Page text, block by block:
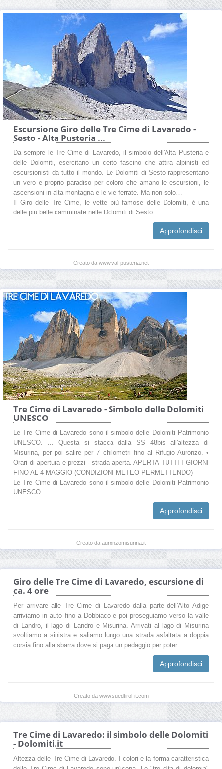
Escursione Giro delle Tre Cime di Lavaredo -
Sesto - Alta Pusteria ...
Da sempre le Tre Cime di Lavaredo, il simbolo dell'Alta Pusteria e
delle Dolomiti, esercitano un certo fascino che attira alpinisti ed
escursionisti da tutto il mondo. Le Dolomiti di Sesto rappresentano
un vero e proprio paradiso per coloro che amano le escursioni, le
ascensioni in alta montagna e le vie ferrate. Ma non solo…
Il Giro delle Tre Cime, le vette più famose delle Dolomiti, è una
delle più belle camminate nelle Dolomiti di Sesto.
Approfondisci
Creato da www.val-pusteria.net
Tre Cime di Lavaredo - Simbolo delle Dolomiti
UNESCO
Le Tre Cime di Lavaredo sono il simbolo delle Dolomiti Patrimonio
UNESCO. ... Questa si stacca dalla SS 48bis all'altezza di
Misurina, per poi salire per 7 chilometri fino al Rifugio Auronzo. •
Orari di apertura e prezzi - strada aperta. APERTA TUTTI I GIORNI
FINO AL 4 MAGGIO (CONDIZIONI METEO PERMETTENDO)
Le Tre Cime di Lavaredo sono il simbolo delle Dolomiti Patrimonio
UNESCO
Approfondisci
Creato da auronzomisurina.it
Giro delle Tre Cime di Lavaredo, escursione di
ca. 4 ore
Per arrivare alle Tre Cime di Lavaredo dalla parte dell'Alto Adige
arriviamo in auto fino a Dobbiaco e poi proseguiamo verso la valle
di Landro, il lago di Landro e Misurina. Arrivati al lago di Misurina
svoltiamo a sinistra e saliamo lungo una strada asfaltata a doppia
corsia fino alla sbarra dove si paga un pedaggio per poter ...
Approfondisci
Creato da www.suedtirol-it.com
Tre Cime di Lavaredo: il simbolo delle Dolomiti
- Dolomiti.it
Altezza delle Tre Cime di Lavaredo. I colori e la forma caratteristica